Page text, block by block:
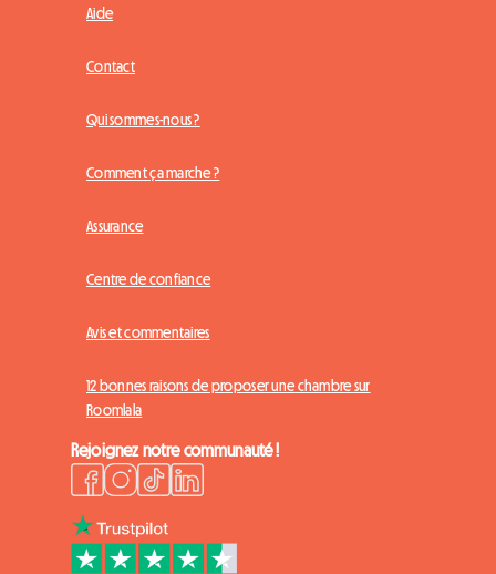
Aide
Contact
Qui sommes-nous ?
Comment ça marche ?
Assurance
Centre de confiance
Avis et commentaires
12 bonnes raisons de proposer une chambre sur
Roomlala
Rejoignez notre communauté !